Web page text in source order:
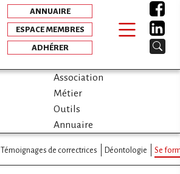
ANNUAIRE
ESPACE MEMBRES
ADHÉRER
Association
Métier
Outils
Annuaire
Témoignages de correctrices Déontologie Se